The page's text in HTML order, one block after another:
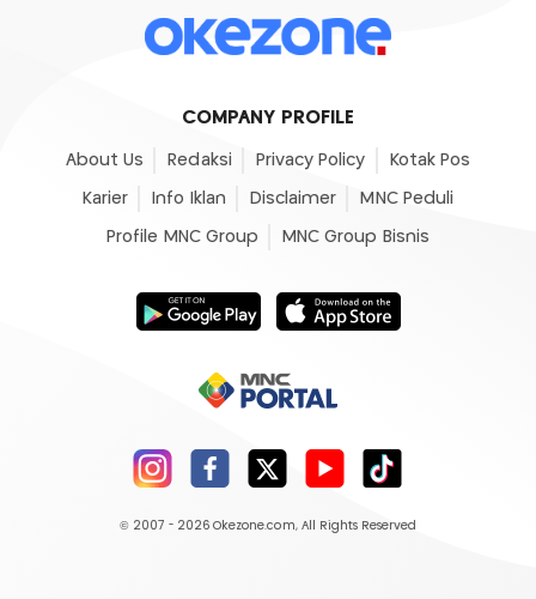
COMPANY PROFILE
About Us Redaksi Privacy Policy Kotak Pos
Karier Info Iklan Disclaimer MNC Peduli
Profile MNC Group MNC Group Bisnis
© 2007 - 2026 Okezone.com, All Rights Reserved